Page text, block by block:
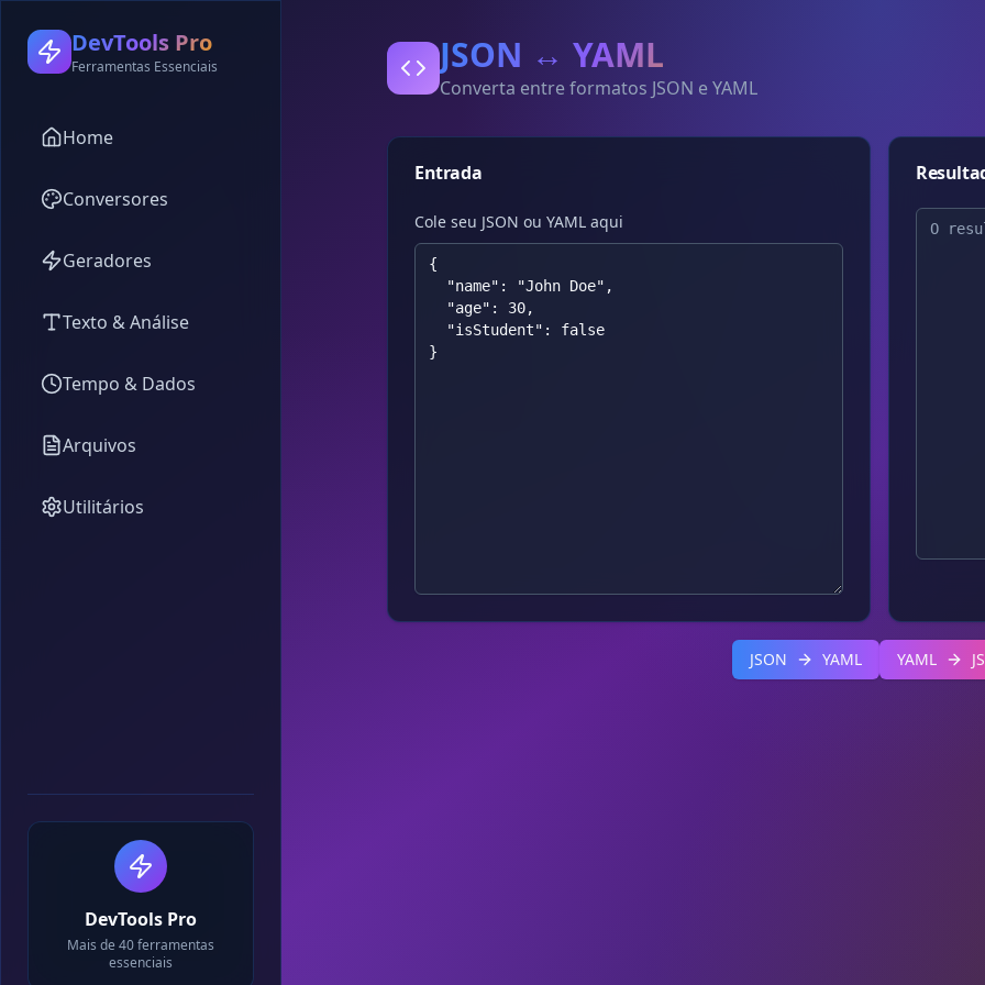
DevTools Pro
Ferramentas Essenciais
Home
Conversores
Geradores
Texto & Análise
Tempo & Dados
Arquivos
Utilitários
DevTools Pro
Mais de 40 ferramentas
essenciais
JSON ↔ YAML
Converta entre formatos JSON e YAML
Entrada
Cole seu JSON ou YAML aqui
JSON YAML YAML